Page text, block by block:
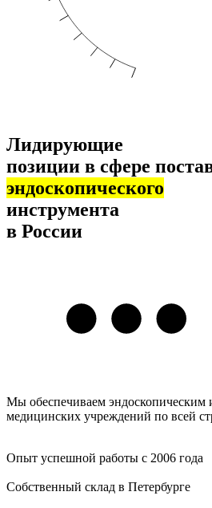
Лидирующие
позиции в сфере
эндоскопического
инструмента
в России
Мы обеспечиваем эндоскопическим
медицинских учреждений по всей
Опыт успешной работы с 2006 года
Собственный склад в Петербурге